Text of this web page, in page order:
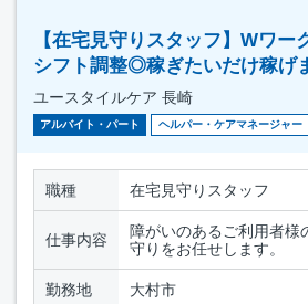
【在宅見守りスタッフ】Wワー
シフト調整◎稼ぎたいだけ稼げ
ユースタイルケア 長崎
アルバイト・パート ヘルパー・ケアマネージャー
職種 在宅見守りスタッフ
仕事内容
障がいのあるご利用者様
守りをお任せします。
勤務地 大村市